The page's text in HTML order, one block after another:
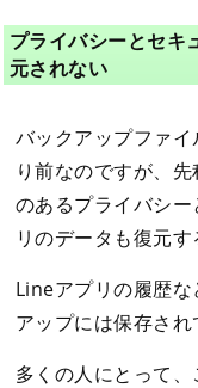
プライバシーとセキ
元されない
バックアップファ
り前なのですが、
のあるプライバシ
リのデータも復元す
Lineアプリの履歴
アップには保存され
多くの人にとって